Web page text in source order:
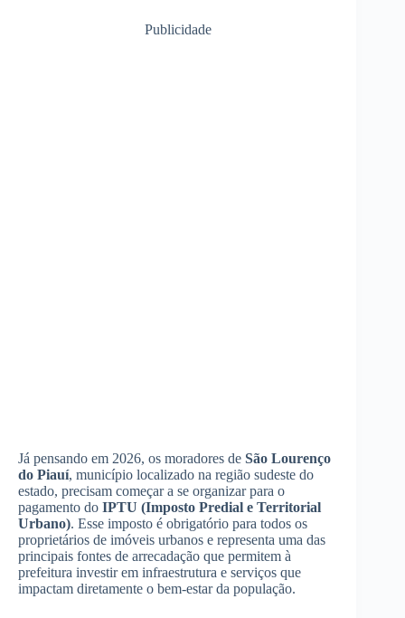
Publicidade
Já pensando em 2026, os moradores de São Lourenço
do Piauí, município localizado na região sudeste do
estado, precisam começar a se organizar para o
pagamento do IPTU (Imposto Predial e Territorial
Urbano). Esse imposto é obrigatório para todos os
proprietários de imóveis urbanos e representa uma das
principais fontes de arrecadação que permitem à
prefeitura investir em infraestrutura e serviços que
impactam diretamente o bem-estar da população.